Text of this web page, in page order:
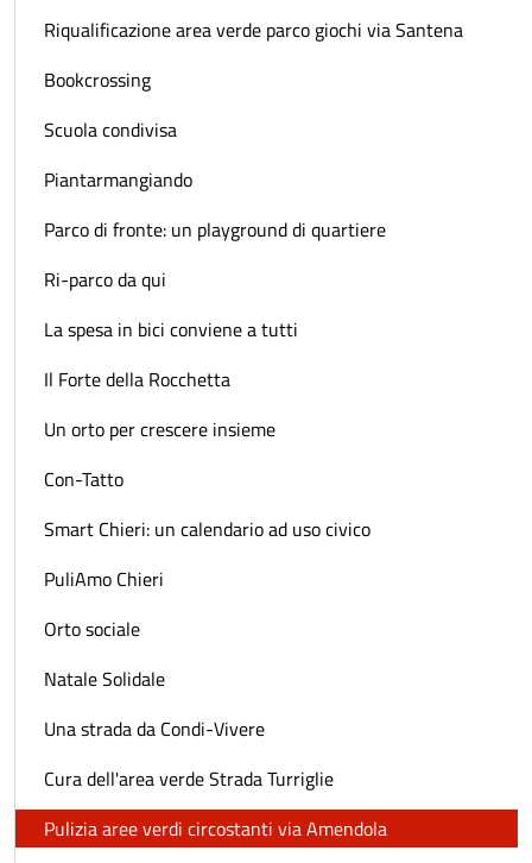
Riqualificazione area verde parco giochi via Santena
Bookcrossing
Scuola condivisa
Piantarmangiando
Parco di fronte: un playground di quartiere
Ri-parco da qui
La spesa in bici conviene a tutti
Il Forte della Rocchetta
Un orto per crescere insieme
Con-Tatto
Smart Chieri: un calendario ad uso civico
PuliAmo Chieri
Orto sociale
Natale Solidale
Una strada da Condi-Vivere
Cura dell'area verde Strada Turriglie
Pulizia aree verdi circostanti via Amendola